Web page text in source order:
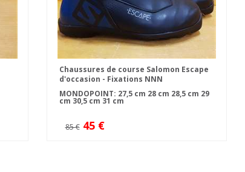
Chaussures de course Salomon Escape
d'occasion - Fixations NNN
MONDOPOINT: 27,5 cm 28 cm 28,5 cm 29
cm 30,5 cm 31 cm
85 € 45 €